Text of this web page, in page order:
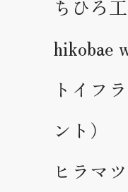
ちひろ
hikobae
トイフ
ント）
ヒラマ